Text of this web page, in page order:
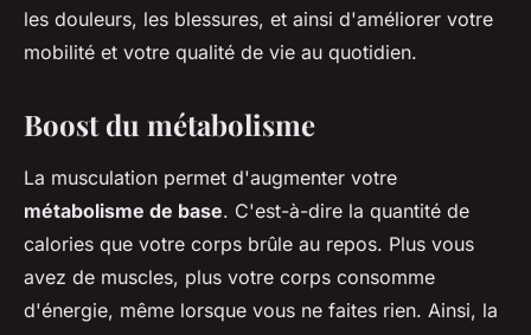
les douleurs, les blessures, et ainsi d'améliorer votre
mobilité et votre qualité de vie au quotidien.
Boost du métabolisme
La musculation permet d'augmenter votre
métabolisme de base. C'est-à-dire la quantité de
calories que votre corps brûle au repos. Plus vous
avez de muscles, plus votre corps consomme
d'énergie, même lorsque vous ne faites rien. Ainsi, la